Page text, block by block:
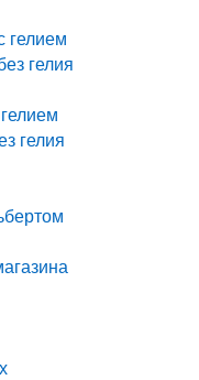
гелием
гелия
гелия